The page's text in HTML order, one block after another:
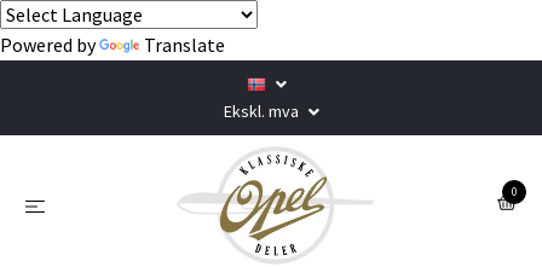
Powered by Translate
Ekskl. mva
0